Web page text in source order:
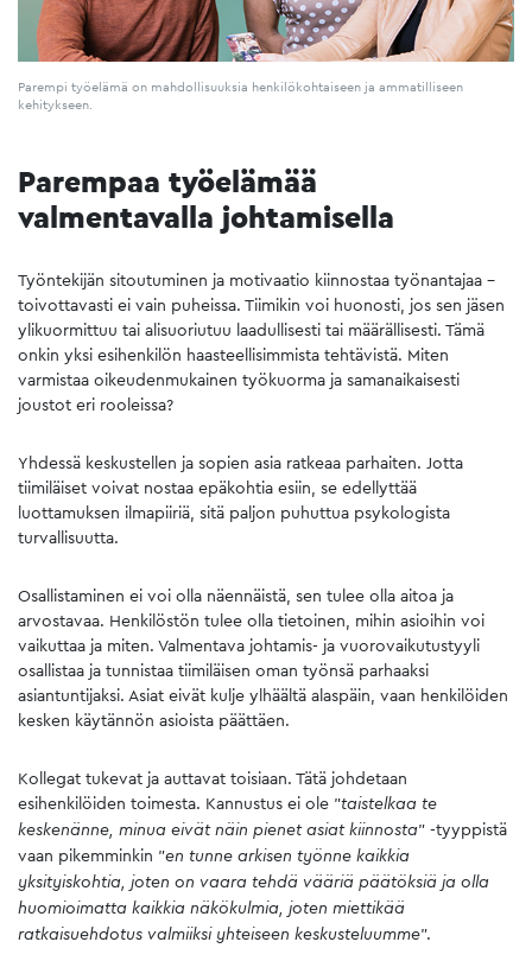
Parempi työelämä on mahdollisuuksia henkilökohtaiseen ja ammatilliseen
kehitykseen.
Parempaa työelämää
valmentavalla johtamisella
Työntekijän sitoutuminen ja motivaatio kiinnostaa työnantajaa –
toivottavasti ei vain puheissa. Tiimikin voi huonosti, jos sen jäsen
ylikuormittuu tai alisuoriutuu laadullisesti tai määrällisesti. Tämä
onkin yksi esihenkilön haasteellisimmista tehtävistä. Miten
varmistaa oikeudenmukainen työkuorma ja samanaikaisesti
joustot eri rooleissa?
Yhdessä keskustellen ja sopien asia ratkeaa parhaiten. Jotta
tiimiläiset voivat nostaa epäkohtia esiin, se edellyttää
luottamuksen ilmapiiriä, sitä paljon puhuttua psykologista
turvallisuutta.
Osallistaminen ei voi olla näennäistä, sen tulee olla aitoa ja
arvostavaa. Henkilöstön tulee olla tietoinen, mihin asioihin voi
vaikuttaa ja miten. Valmentava johtamis- ja vuorovaikutustyyli
osallistaa ja tunnistaa tiimiläisen oman työnsä parhaaksi
asiantuntijaksi. Asiat eivät kulje ylhäältä alaspäin, vaan henkilöiden
kesken käytännön asioista päättäen.
Kollegat tukevat ja auttavat toisiaan. Tätä johdetaan
esihenkilöiden toimesta. Kannustus ei ole ”taistelkaa te
keskenänne, minua eivät näin pienet asiat kiinnosta” -tyyppistä
vaan pikemminkin ”en tunne arkisen työnne kaikkia
yksityiskohtia, joten on vaara tehdä vääriä päätöksiä ja olla
huomioimatta kaikkia näkökulmia, joten miettikää
ratkaisuehdotus valmiiksi yhteiseen keskusteluumme”.